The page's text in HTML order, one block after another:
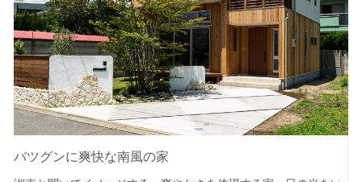
バツグンに爽快な南風の家